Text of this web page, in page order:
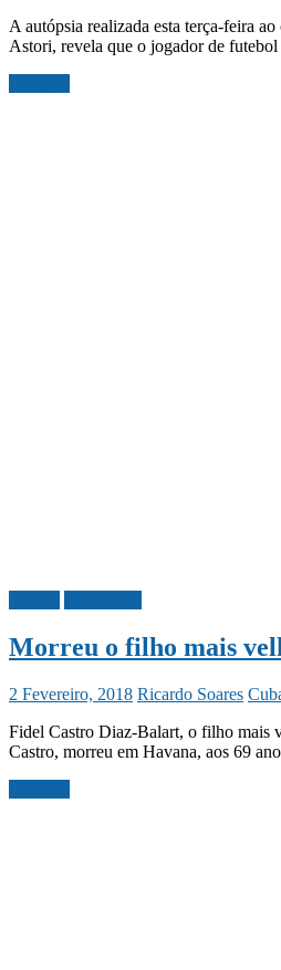
A autópsia realizada esta terça-feira
Astori, revela que o jogador de
Morreu o filho mais
2 Fevereiro, 2018 Ricardo Soares
Fidel Castro Diaz-Balart, o filho mais
Castro, morreu em Havana, aos 69